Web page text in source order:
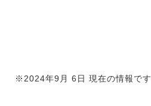
※2024年9月 6日 現在の情報です